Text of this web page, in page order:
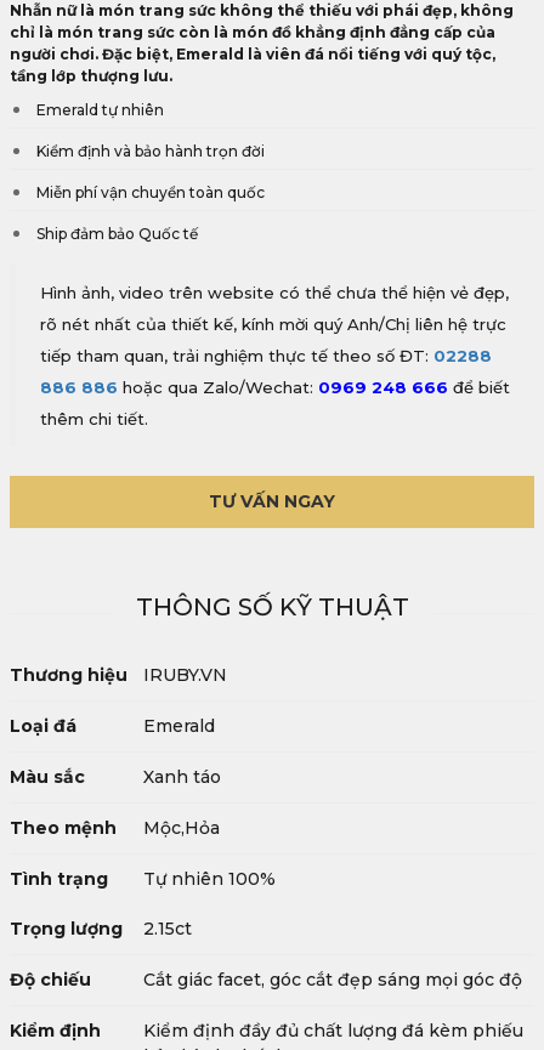
Nhẫn nữ là món trang sức không thể thiếu với phái đẹp, không
chỉ là món trang sức còn là món đồ khẳng định đẳng cấp của
người chơi. Đặc biệt, Emerald là viên đá nổi tiếng với quý tộc,
tầng lớp thượng lưu.
Emerald tự nhiên
Kiểm định và bảo hành trọn đời
Miễn phí vận chuyển toàn quốc
Ship đảm bảo Quốc tế
Hình ảnh, video trên website có thể chưa thể hiện vẻ đẹp,
rõ nét nhất của thiết kế, kính mời quý Anh/Chị liên hệ trực
tiếp tham quan, trải nghiệm thực tế theo số ĐT: 02288
886 886 hoặc qua Zalo/Wechat: 0969 248 666 để biết
thêm chi tiết.
TƯ VẤN NGAY
THÔNG SỐ KỸ THUẬT
Thương hiệu IRUBY.VN
Loại đá Emerald
Màu sắc Xanh táo
Theo mệnh Mộc,Hỏa
Tình trạng Tự nhiên 100%
Trọng lượng 2.15ct
Độ chiếu Cắt giác facet, góc cắt đẹp sáng mọi góc độ
Kiểm định
Kiểm định đầy đủ chất lượng đá kèm phiếu